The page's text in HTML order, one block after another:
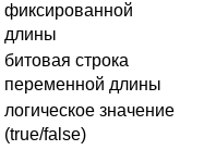
фиксированной
длины
битовая строка
переменной длины
логическое значение
(true/false)